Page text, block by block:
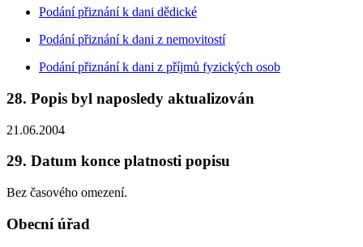
Podání přiznání k dani dědické
Podání přiznání k dani z nemovitostí
Podání přiznání k dani z příjmů fyzických osob
28. Popis byl naposledy aktualizován
21.06.2004
29. Datum konce platnosti popisu
Bez časového omezení.
Obecní úřad